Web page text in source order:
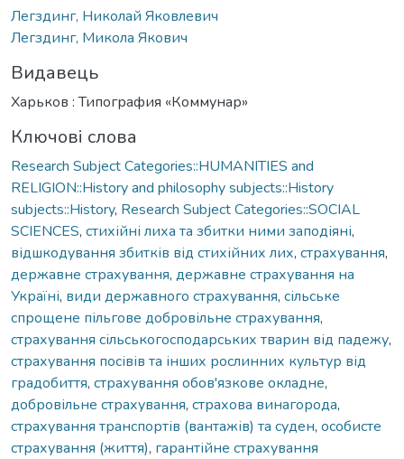
Легздинг, Николай Яковлевич
Легздинг, Микола Якович
Видавець
Харьков : Типография «Коммунар»
Ключові слова
Research Subject Categories::HUMANITIES and
RELIGION::History and philosophy subjects::History
subjects::History, Research Subject Categories::SOCIAL
SCIENCES, стихійні лиха та збитки ними заподіяні,
відшкодування збитків від стихійних лих, страхування,
державне страхування, державне страхування на
Україні, види державного страхування, сільське
спрощене пільгове добровільне страхування,
страхування сільськогосподарських тварин від падежу,
страхування посівів та інших рослинних культур від
градобиття, страхування обов'язкове окладне,
добровільне страхування, страхова винагорода,
страхування транспортів (вантажів) та суден, особисте
страхування (життя), гарантійне страхування